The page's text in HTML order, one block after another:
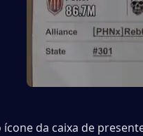
ícone da caixa de